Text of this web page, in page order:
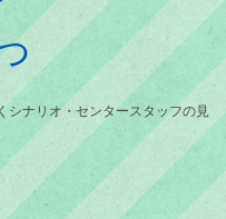
シナリオ・センタースタッフの見